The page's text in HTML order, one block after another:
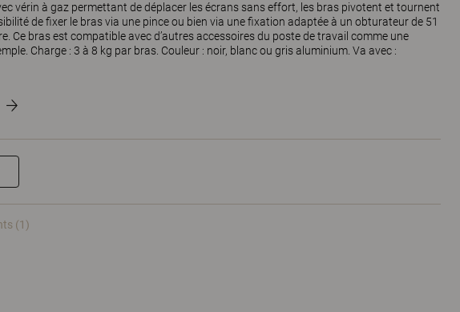
vérin à gaz permettant de déplacer les écrans sans effort, les bras pivotent et tournent
de fixer le bras via une pince ou bien via une fixation adaptée à un obturateur de 51
Ce bras est compatible avec d’autres accessoires du poste de travail comme une
Charge : 3 à 8 kg par bras. Couleur : noir, blanc ou gris aluminium. Va avec :
(1)